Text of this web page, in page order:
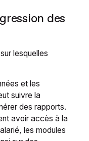
des
lesquelles
et les
suivre la
des rapports.
avoir accès à la
les modules